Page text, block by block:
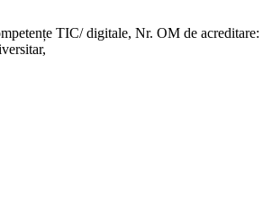
TIC/ digitale, Nr. OM de acreditare: